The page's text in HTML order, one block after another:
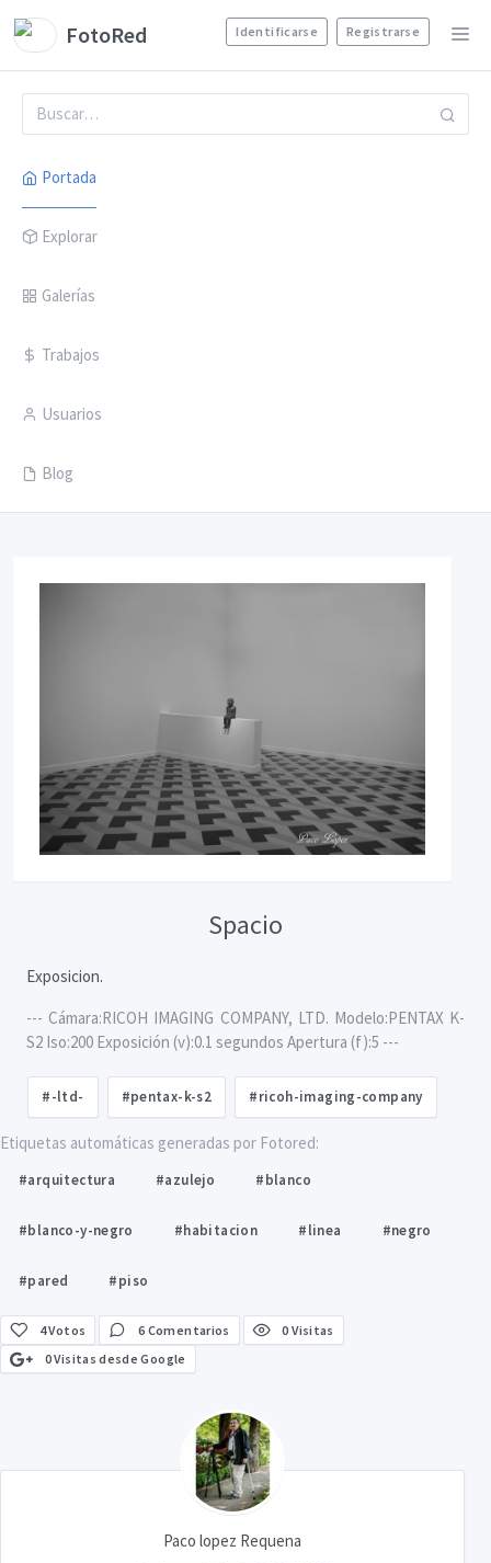
FotoRed Identificarse Registrarse
Portada
Explorar
Galerías
Trabajos
Usuarios
Blog
Spacio
Exposicion.
--- Cámara:RICOH IMAGING COMPANY, LTD. Modelo:PENTAX K-
S2 Iso:200 Exposición (v):0.1 segundos Apertura (f):5 ---
#-ltd- #pentax-k-s2 #ricoh-imaging-company
Etiquetas automáticas generadas por Fotored:
#arquitectura #azulejo #blanco
#blanco-y-negro #habitacion #linea #negro
#pared #piso
4Votos 6 Comentarios
0 Visitas
0 Visitas desde Google
Paco lopez Requena